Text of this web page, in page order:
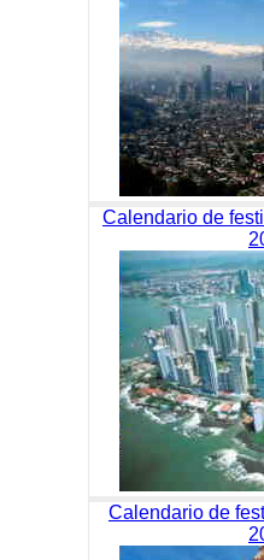
Calendario de
Calendario de